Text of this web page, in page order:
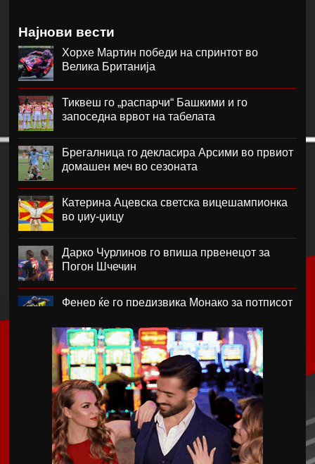
Најнови вести
Хорхе Мартин победи на спринтот во
Велика Британија
Тиквеш го „распарчи“ Башкими и го
запоседна врвот на табелата
Брегалница го декласира Арсими во првиот
домашен меч во сезоната
Катерина Ацевска светска вицешампионка
во џиу-џицу
Дарко Чурлинов го впиша првенецот за
Погон Шчечин
Фенер ќе го предизвика Монако за потписот
Челзи убедливо го надигра Милан во
Австралија
Кенан Јилдиз на листата на желби на
Арсенал
Фисник Аслани не ги мина лекарските